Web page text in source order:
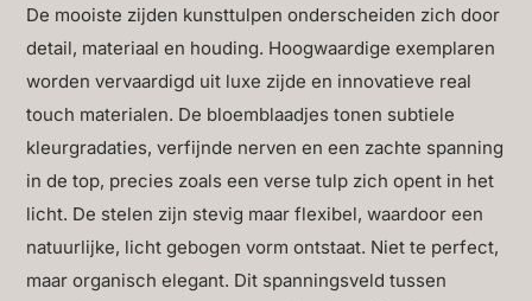
De mooiste zijden kunsttulpen onderscheiden zich door
detail, materiaal en houding. Hoogwaardige exemplaren
worden vervaardigd uit luxe zijde en innovatieve real
touch materialen. De bloemblaadjes tonen subtiele
kleurgradaties, verfijnde nerven en een zachte spanning
in de top, precies zoals een verse tulp zich opent in het
licht. De stelen zijn stevig maar flexibel, waardoor een
natuurlijke, licht gebogen vorm ontstaat. Niet te perfect,
maar organisch elegant. Dit spanningsveld tussen